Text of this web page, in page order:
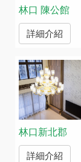
林口 陳公館
詳細介紹
林口新北郡
詳細介紹